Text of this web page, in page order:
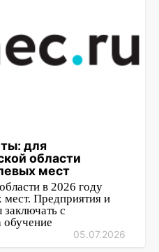
для
области
мест
в 2026 году
мест. Предприятия и
заключать с
05.07.2026